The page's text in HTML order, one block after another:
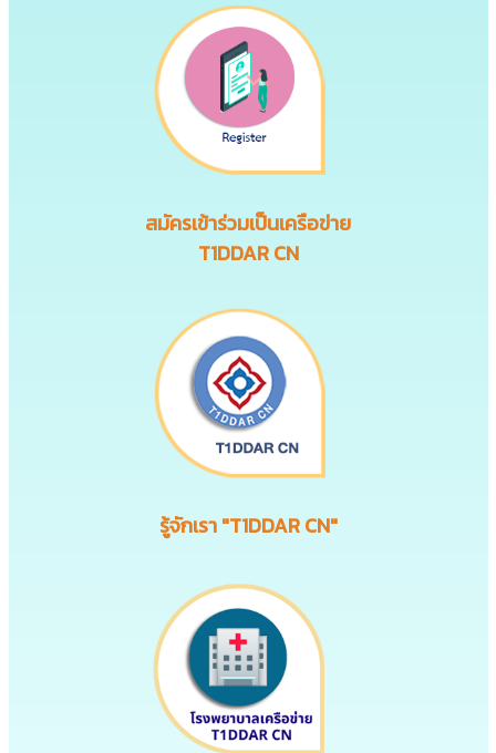
สมัครเข้าร่วมเป็นเครือข่าย
T1DDAR CN
รู้จักเรา "T1DDAR CN"